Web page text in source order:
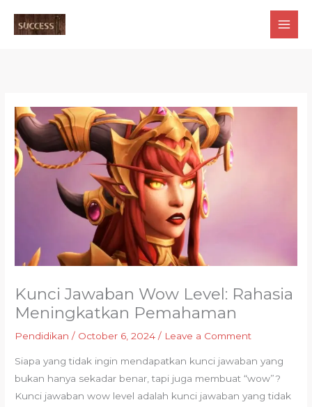
Kunci Jawaban Wow Level: Rahasia
Meningkatkan Pemahaman
Pendidikan / October 6, 2024/ Leave a Comment
Siapa yang tidak ingin mendapatkan kunci jawaban yang
bukan hanya sekadar benar, tapi juga membuat “wow”?
Kunci jawaban wow level adalah kunci jawaban yang tidak